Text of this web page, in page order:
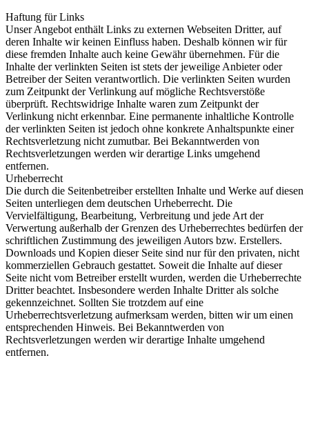
Haftung für Links
Unser Angebot enthält Links zu externen Webseiten Dritter, auf
deren Inhalte wir keinen Einfluss haben. Deshalb können wir für
diese fremden Inhalte auch keine Gewähr übernehmen. Für die
Inhalte der verlinkten Seiten ist stets der jeweilige Anbieter oder
Betreiber der Seiten verantwortlich. Die verlinkten Seiten wurden
zum Zeitpunkt der Verlinkung auf mögliche Rechtsverstöße
überprüft. Rechtswidrige Inhalte waren zum Zeitpunkt der
Verlinkung nicht erkennbar. Eine permanente inhaltliche Kontrolle
der verlinkten Seiten ist jedoch ohne konkrete Anhaltspunkte einer
Rechtsverletzung nicht zumutbar. Bei Bekanntwerden von
Rechtsverletzungen werden wir derartige Links umgehend
entfernen.
Urheberrecht
Die durch die Seitenbetreiber erstellten Inhalte und Werke auf diesen
Seiten unterliegen dem deutschen Urheberrecht. Die
Vervielfältigung, Bearbeitung, Verbreitung und jede Art der
Verwertung außerhalb der Grenzen des Urheberrechtes bedürfen der
schriftlichen Zustimmung des jeweiligen Autors bzw. Erstellers.
Downloads und Kopien dieser Seite sind nur für den privaten, nicht
kommerziellen Gebrauch gestattet. Soweit die Inhalte auf dieser
Seite nicht vom Betreiber erstellt wurden, werden die Urheberrechte
Dritter beachtet. Insbesondere werden Inhalte Dritter als solche
gekennzeichnet. Sollten Sie trotzdem auf eine
Urheberrechtsverletzung aufmerksam werden, bitten wir um einen
entsprechenden Hinweis. Bei Bekanntwerden von
Rechtsverletzungen werden wir derartige Inhalte umgehend
entfernen.